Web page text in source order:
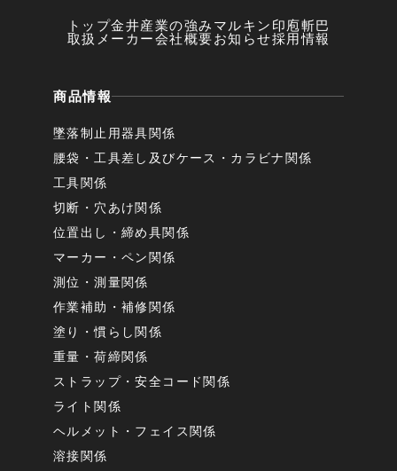
トップ金井産業の強み マルキン印 庖斬巴
取扱メーカー会社概要お知らせ採用情報
商品情報
墜落制止用器具関係
腰袋・工具差し及びケース・カラビナ関係
工具関係
切断・穴あけ関係
位置出し・締め具関係
マーカー・ペン関係
測位・測量関係
作業補助・補修関係
塗り・慣らし関係
重量・荷締関係
ストラップ・安全コード関係
ライト関係
ヘルメット・フェイス関係
溶接関係